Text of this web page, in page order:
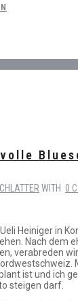
WITH 0
Heiniger in
Nach dem
verabreden
ist und ich
steigen darf.